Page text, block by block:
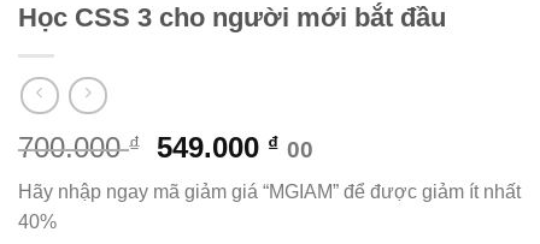
Học CSS 3 cho người mới bắt đầu
700.000₫
Giá
gốc
là:
549.000 ₫Giá
tại
00
Hãy nhập ngay mã giảm giá “MGIAM” để được giảm ít nhất
40%